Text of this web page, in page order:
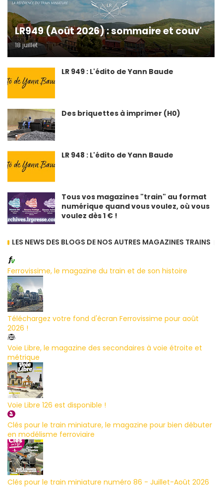
LR949 (Août 2026) : sommaire et couv'
18 juillet
LR 949 : L'édito de Yann Baude
Des briquettes à imprimer (H0)
LR 948 : L'édito de Yann Baude
Tous vos magazines "train" au format
numérique quand vous voulez, où vous
voulez dès 1 € !
LES NEWS DES BLOGS DE NOS AUTRES MAGAZINES TRAINS
Ferrovissime, le magazine du train et de son histoire
Téléchargez votre fond d'écran Ferrovissime pour août
2026 !
Voie Libre, le magazine des secondaires à voie étroite et
métrique
Voie Libre 126 est disponible !
Clés pour le train miniature, le magazine pour bien débuter
en modélisme ferroviaire
Clés pour le train miniature numéro 86 - Juillet-Août 2026